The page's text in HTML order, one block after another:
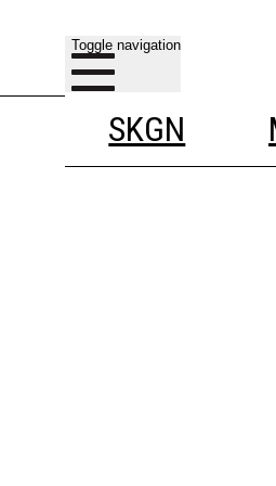
Toggle navigation
SKGN
INFORMATIE CREDITS